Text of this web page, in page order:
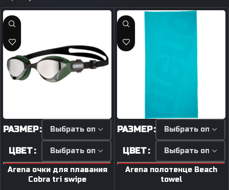
РАЗМЕР
ЦВЕТ
Arena очки для плавания
Cobra tri swipe
РАЗМЕР
ЦВЕТ
Arena полотенце Beach
towel